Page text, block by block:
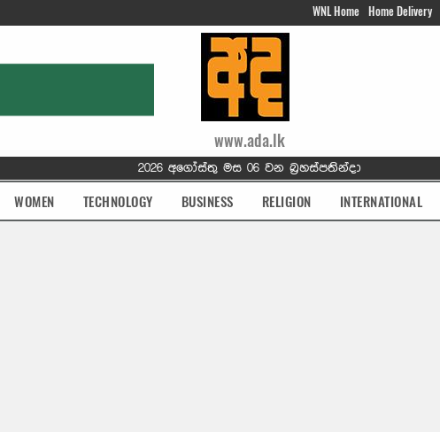
WNL Home Home Delivery
www.ada.lk
2026 අගෝස්තු මස 06 වන බ්‍රහස්පතින්දා
WOMEN TECHNOLOGY BUSINESS RELIGION INTERNATIONAL